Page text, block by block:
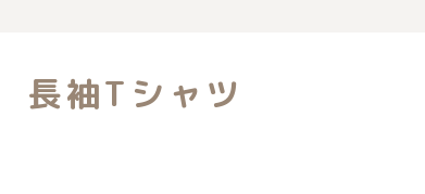
長袖Tシャツ